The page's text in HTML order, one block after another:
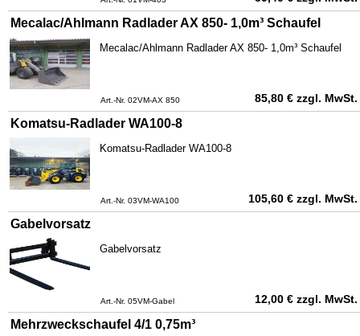
Mecalac/Ahlmann Radlader AX 850- 1,0m³ Schaufel
Mecalac/Ahlmann Radlader AX 850- 1,0m³ Schaufel
Art.-Nr. 02VM-AX 850 85,80 € zzgl. MwSt.
Komatsu-Radlader WA100-8
Komatsu-Radlader WA100-8
Art.-Nr. 03VM-WA100 105,60 € zzgl. MwSt.
Gabelvorsatz
Gabelvorsatz
Art.-Nr. 05VM-Gabel 12,00 € zzgl. MwSt.
Mehrzweckschaufel 4/1 0,75m³